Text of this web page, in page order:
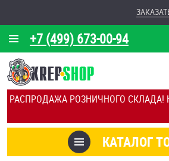
РАСПРОДАЖА РОЗНИЧНОГО СКЛАДА!
+7 (499) 673-00-94
О КОМПАНИИ
КАЛЬКУЛЯТОР
ОТЗЫВЫ
КАТАЛОГ